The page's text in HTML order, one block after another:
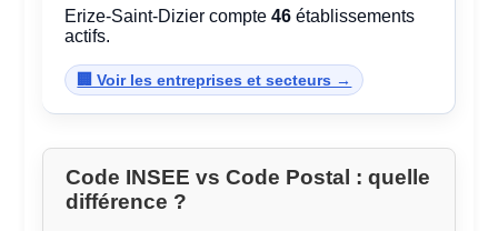
Erize-Saint-Dizier compte46 établissements
actifs.
🏢 Voir les entreprises et secteurs →
Code INSEE vs Code Postal : quelle
différence ?